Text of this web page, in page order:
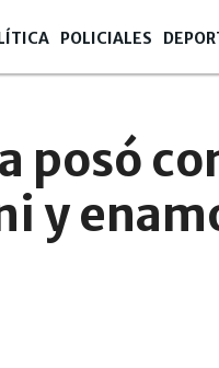
POLICIALES
posó
y